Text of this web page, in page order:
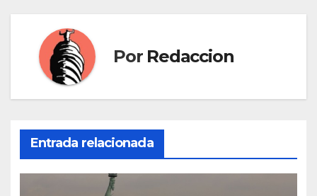
Por Redaccion
Entrada relacionada